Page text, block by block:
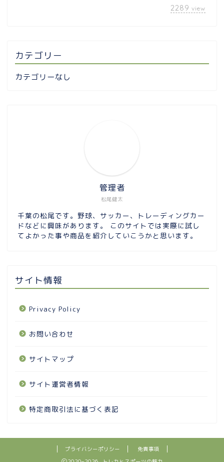
2289 view
カテゴリー
カテゴリーなし
松尾健太
管理者
千葉の松尾です。野球、サッカー、トレーディングカー
ドなどに興味があります。 このサイトでは実際に試し
てよかった事や商品を紹介していこうかと思います。
サイト情報
Privacy Policy
お問い合わせ
サイトマップ
サイト運営者情報
特定商取引法に基づく表記
プライバシーポリシー
免責事項